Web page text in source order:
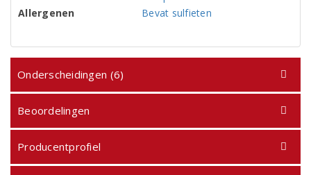
Allergenen
Bevat sulfieten
Onderscheidingen (6)
Beoordelingen
Producentprofiel